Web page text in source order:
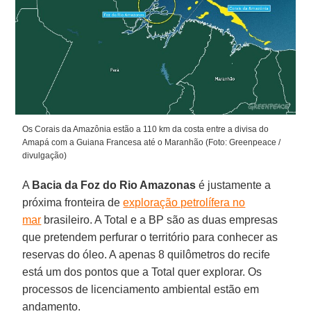
Os Corais da Amazônia estão a 110 km da costa entre a divisa do
Amapá com a Guiana Francesa até o Maranhão (Foto: Greenpeace /
divulgação)
A Bacia da Foz do Rio Amazonas é justamente a
próxima fronteira deexploração petrolífera no
mar brasileiro. A Total e a BP são as duas empresas
que pretendem perfurar o território para conhecer as
reservas do óleo. A apenas 8 quilômetros do recife
está um dos pontos que a Total quer explorar. Os
processos de licenciamento ambiental estão em
andamento.